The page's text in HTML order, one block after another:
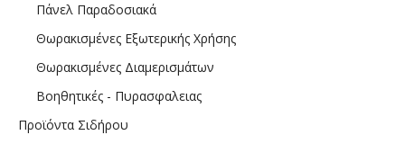
Πάνελ Παραδοσιακά
Θωρακισμένες Εξωτερικής Χρήσης
Θωρακισμένες Διαμερισμάτων
Βοηθητικές - Πυρασφαλειας
Προϊόντα Σιδήρου